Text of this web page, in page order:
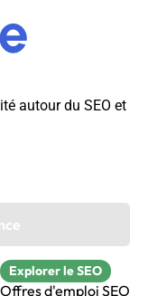
autour du SEO et
Explorer le SEO
Offres d'emploi SEO